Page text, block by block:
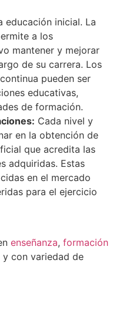
educación inicial. La
a los
mantener y mejorar
de su carrera. Los
pueden ser
educativas,
de formación.
Cada nivel y
en la obtención de
que acredita las
adquiridas. Estas
en el mercado
para el ejercicio
enseñanza, formación
con variedad de